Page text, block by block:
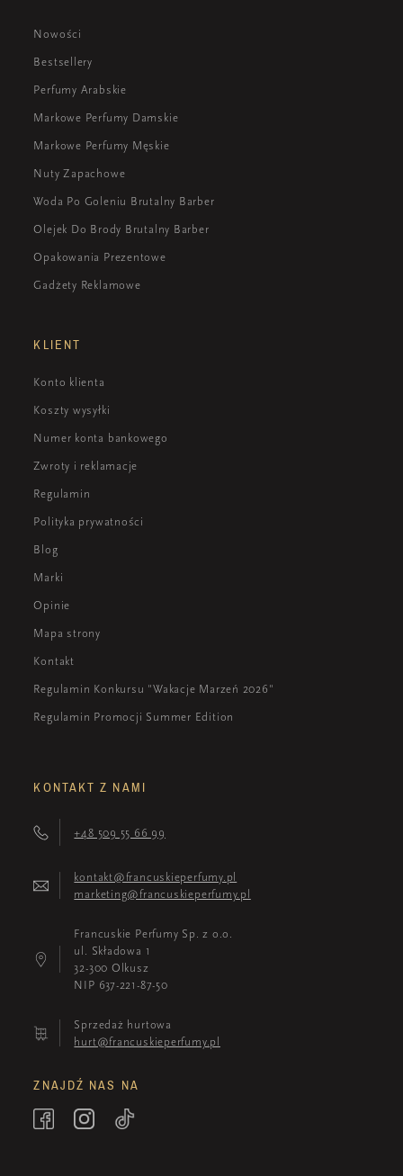
Nowości
Bestsellery
Perfumy Arabskie
Markowe Perfumy Damskie
Markowe Perfumy Męskie
Nuty Zapachowe
Woda Po Goleniu Brutalny Barber
Olejek Do Brody Brutalny Barber
Opakowania Prezentowe
Gadżety Reklamowe
KLIENT
Konto klienta
Koszty wysyłki
Numer konta bankowego
Zwroty i reklamacje
Regulamin
Polityka prywatności
Blog
Marki
Opinie
Mapa strony
Kontakt
Regulamin Konkursu "Wakacje Marzeń 2026"
Regulamin Promocji Summer Edition
KONTAKT Z NAMI
+48 509 55 66 99
kontakt@francuskieperfumy.pl
marketing@francuskieperfumy.pl
Francuskie Perfumy Sp. z o.o.
ul. Składowa 1
32-300 Olkusz
NIP 637-221-87-50
Sprzedaż hurtowa
hurt@francuskieperfumy.pl
ZNAJDŹ NAS NA